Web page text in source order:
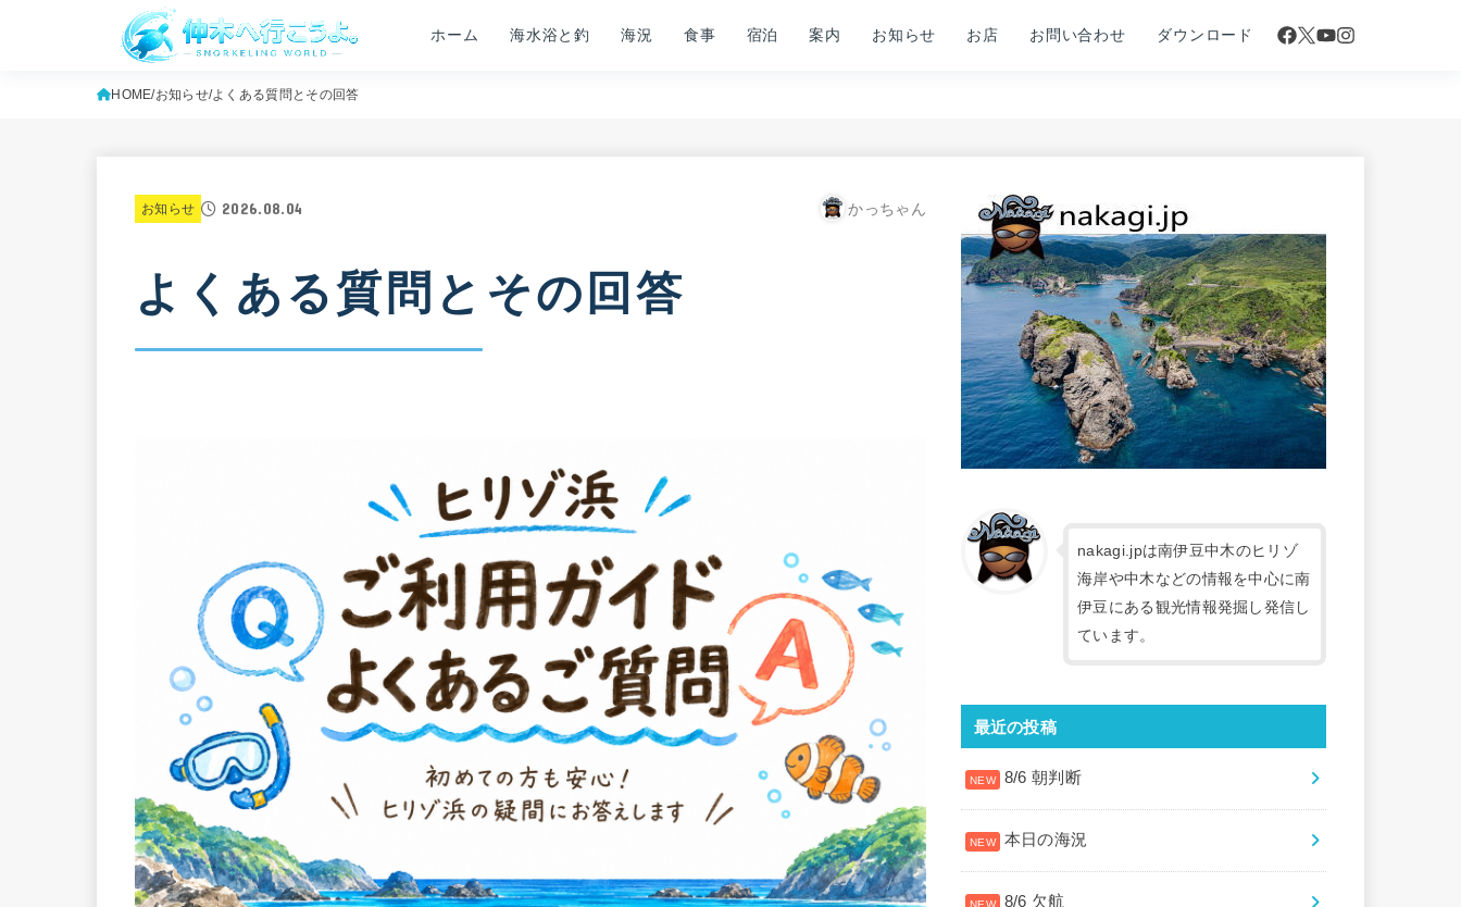
ホーム 海水浴と釣 海況 食事 宿泊 案内 お知らせ お店 お問い合わせ ダウンロード
HOME お知らせ よくある質問とその回答
お知らせ 2026.08.04 かっちゃん
よくある質問とその回答
nakagi.jpは南伊豆中木のヒリゾ
海岸や中木などの情報を中心に南
伊豆にある観光情報発掘し発信し
ています。
最近の投稿
8/6 朝判断
本日の海況
8/6 欠航